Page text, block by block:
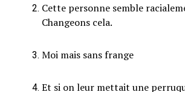
Cette personne semble
Changeons cela.
Moi mais sans frange
Et si on leur mettait une